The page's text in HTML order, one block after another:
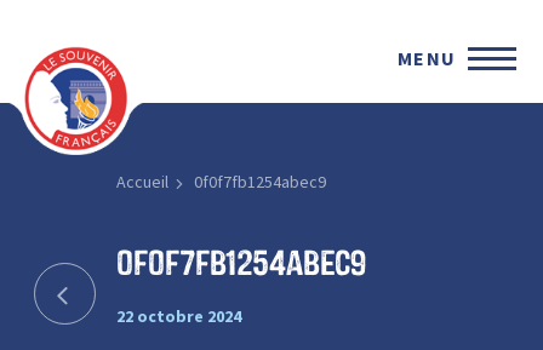
MENU
Accueil 0f0f7fb1254abec9
0f0f7fb1254abec9
22 octobre 2024